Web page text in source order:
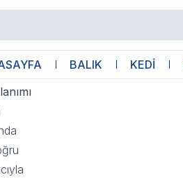
BALIK KEDİ
Kullanımı